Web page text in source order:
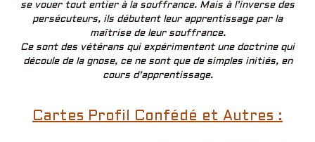
se vouer tout entier à la souffrance. Mais à l’inverse des
persécuteurs, ils débutent leur apprentissage par la
maîtrise de leur souffrance.
Ce sont des vétérans qui expérimentent une doctrine qui
découle de la gnose, ce ne sont que de simples initiés, en
cours d’apprentissage.
Cartes Profil Confédé et Autres :